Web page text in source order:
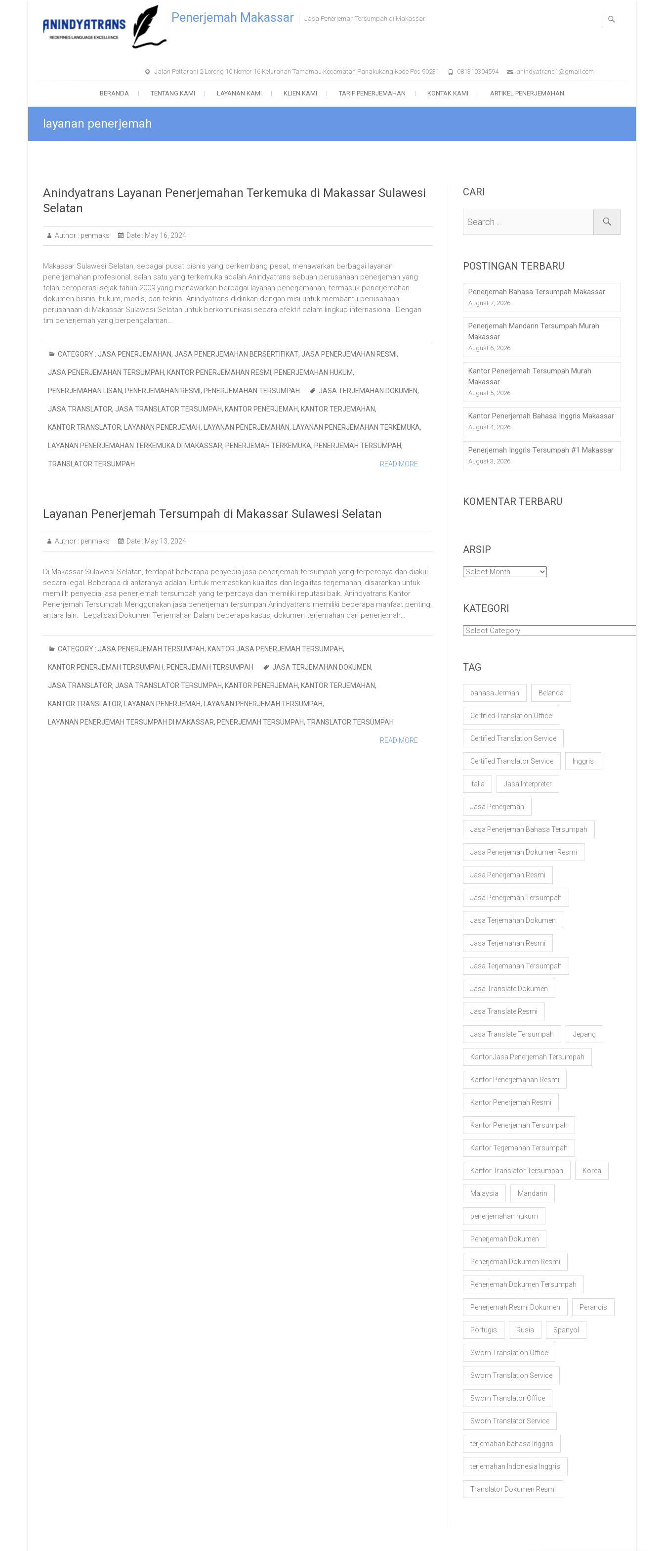
Penerjemah Makassar Jasa Penerjemah Tersumpah di Makassar
Jalan Pettarani 2 Lorong 10 Nomor 16 Kelurahan Tamamau Kecamatan Panakukang Kode Pos 90231 081310304594 anindyatrans1@gmail.com
BERANDA TENTANG KAMI LAYANAN KAMI KLIEN KAMI TARIF PENERJEMAHAN KONTAK KAMI ARTIKEL PENERJEMAHAN
layanan penerjemah
Anindyatrans Layanan Penerjemahan Terkemuka di Makassar Sulawesi
Selatan
Author : penmaks Date : May 16, 2024
Makassar Sulawesi Selatan, sebagai pusat bisnis yang berkembang pesat, menawarkan berbagai layanan
penerjemahan profesional, salah satu yang terkemuka adalah Anindyatrans sebuah perusahaan penerjemah yang
telah beroperasi sejak tahun 2009 yang menawarkan berbagai layanan penerjemahan, termasuk penerjemahan
dokumen bisnis, hukum, medis, dan teknis. Anindyatrans didirikan dengan misi untuk membantu perusahaan-
perusahaan di Makassar Sulawesi Selatan untuk berkomunikasi secara efektif dalam lingkup internasional. Dengan
tim penerjemah yang berpengalaman…
CATEGORY : JASA PENERJEMAHAN, JASA PENERJEMAHAN BERSERTIFIKAT, JASA PENERJEMAHAN RESMI ,
JASA PENERJEMAHAN TERSUMPAH, KANTOR PENERJEMAHAN RESMI , PENERJEMAHAN HUKUM,
PENERJEMAHAN LISAN, PENERJEMAHAN RESMI , PENERJEMAHAN TERSUMPAH JASA TERJEMAHAN DOKUMEN,
JASA TRANSLATOR, JASA TRANSLATOR TERSUMPAH, KANTOR PENERJEMAH, KANTOR TERJEMAHAN,
KANTOR TRANSLATOR, LAYANAN PENERJEMAH, LAYANAN PENERJEMAHAN, LAYANAN PENERJEMAHAN TERKEMUKA,
LAYANAN PENERJEMAHAN TERKEMUKA DI MAKASSAR, PENERJEMAH TERKEMUKA, PENERJEMAH TERSUMPAH,
TRANSLATOR TERSUMPAH READ MORE
Layanan Penerjemah Tersumpah di Makassar Sulawesi Selatan
Author : penmaks Date : May 13, 2024
Di Makassar Sulawesi Selatan, terdapat beberapa penyedia jasa penerjemah tersumpah yang terpercaya dan diakui
secara legal. Beberapa di antaranya adalah: Untuk memastikan kualitas dan legalitas terjemahan, disarankan untuk
memilih penyedia jasa penerjemah tersumpah yang terpercaya dan memiliki reputasi baik. Anindyatrans Kantor
Penerjemah Tersumpah Menggunakan jasa penerjemah tersumpah Anindyatrans memiliki beberapa manfaat penting,
antara lain: Legalisasi Dokumen Terjemahan Dalam beberapa kasus, dokumen terjemahan dari penerjemah…
CATEGORY : JASA PENERJEMAH TERSUMPAH, KANTOR JASA PENERJEMAH TERSUMPAH,
KANTOR PENERJEMAH TERSUMPAH, PENERJEMAH TERSUMPAH JASA TERJEMAHAN DOKUMEN,
JASA TRANSLATOR, JASA TRANSLATOR TERSUMPAH, KANTOR PENERJEMAH, KANTOR TERJEMAHAN,
KANTOR TRANSLATOR, LAYANAN PENERJEMAH, LAYANAN PENERJEMAH TERSUMPAH,
LAYANAN PENERJEMAH TERSUMPAH DI MAKASSAR, PENERJEMAH TERSUMPAH, TRANSLATOR TERSUMPAH
READ MORE
CARI
POSTINGAN TERBARU
Penerjemah Bahasa Tersumpah Makassar
August 7, 2026
Penerjemah Mandarin Tersumpah Murah
Makassar
August 6, 2026
Kantor Penerjemah Tersumpah Murah
Makassar
August 5, 2026
Kantor Penerjemah Bahasa Inggris Makassar
August 4, 2026
Penerjemah Inggris Tersumpah #1 Makassar
August 3, 2026
KOMENTAR TERBARU
ARSIP
Arsip
KATEGORI
Kategori
TAG
bahasa Jerman Belanda
Certified Translation Office
Certified Translation Service
Certified Translator Service Inggris
Italia Jasa Interpreter
Jasa Penerjemah
Jasa Penerjemah Bahasa Tersumpah
Jasa Penerjemah Dokumen Resmi
Jasa Penerjemah Resmi
Jasa Penerjemah Tersumpah
Jasa Terjemahan Dokumen
Jasa Terjemahan Resmi
Jasa Terjemahan Tersumpah
Jasa Translate Dokumen
Jasa Translate Resmi
Jasa Translate Tersumpah Jepang
Kantor Jasa Penerjemah Tersumpah
Kantor Penerjemahan Resmi
Kantor Penerjemah Resmi
Kantor Penerjemah Tersumpah
Kantor Terjemahan Tersumpah
Kantor Translator Tersumpah Korea
Malaysia Mandarin
penerjemahan hukum
Penerjemah Dokumen
Penerjemah Dokumen Resmi
Penerjemah Dokumen Tersumpah
Penerjemah Resmi Dokumen Perancis
Portugis Rusia Spanyol
Sworn Translation Office
Sworn Translation Service
Sworn Translator Office
Sworn Translator Service
terjemahan bahasa Inggris
terjemahan Indonesia Inggris
Translator Dokumen Resmi